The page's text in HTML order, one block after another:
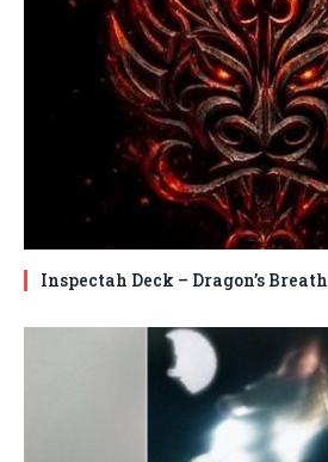
Inspectah Deck – Dragon’s Breath